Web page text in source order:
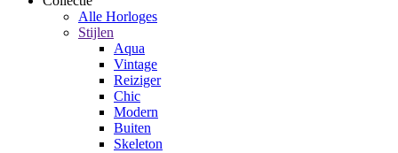
Alle Horloges
Stijlen
Aqua
Vintage
Reiziger
Chic
Modern
Buiten
Skeleton